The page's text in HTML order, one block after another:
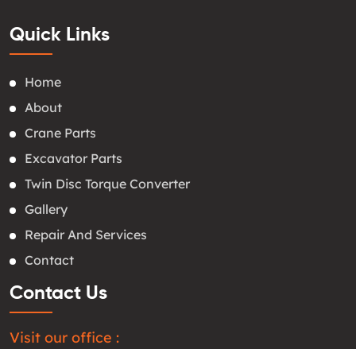
Quick Links
Home
About
Crane Parts
Excavator Parts
Twin Disc Torque Converter
Gallery
Repair And Services
Contact
Contact Us
Visit our office :